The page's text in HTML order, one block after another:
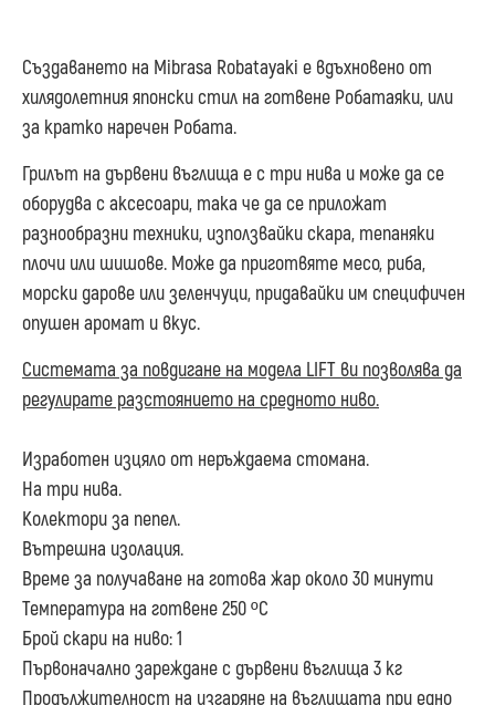
Създаването на Mibrasa Robatayaki е вдъхновено от
хилядолетния японски стил на готвене Робатаяки, или
за кратко наречен Робата.
Грилът на дървени въглища е с три нива и може да се
оборудва с аксесоари, така че да се приложат
разнообразни техники, използвайки скара, тепаняки
плочи или шишове. Може да приготвяте месо, риба,
морски дарове или зеленчуци, придавайки им специфичен
опушен аромат и вкус.
Системата за повдигане на модела LIFT ви позволява да
регулирате разстоянието на средното ниво.
Изработен изцяло от неръждаема стомана.
На три нива.
Колектори за пепел.
Вътрешна изолация.
Време за получаване на готова жар около 30 минути
Температура на готвене 250 ºC
Брой скари на ниво: 1
Първоначално зареждане с дървени въглища 3 кг
Продължителност на изгаряне на въглищата при едно